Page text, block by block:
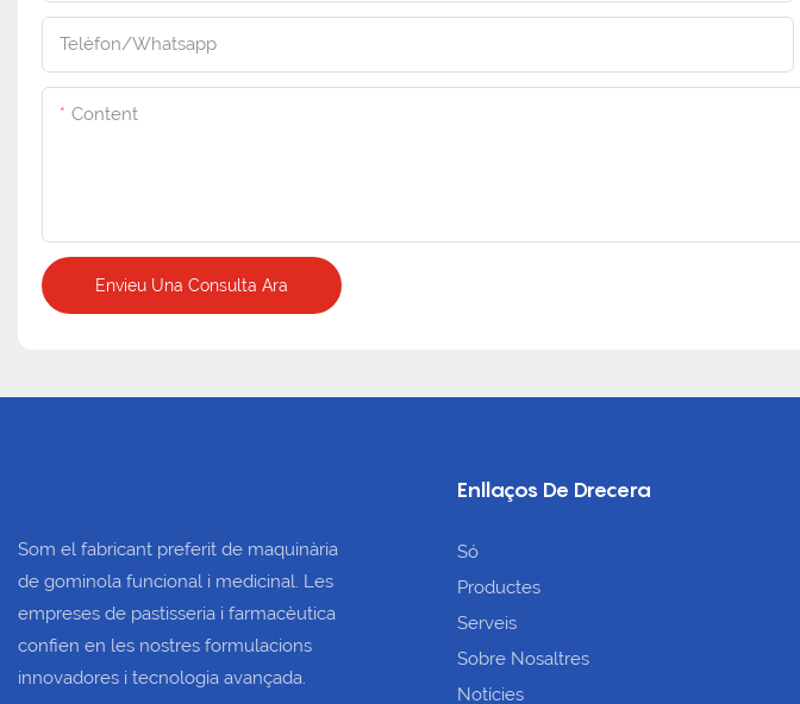
Telèfon/whatsapp
Content
Envieu Una Consulta Ara
Som el fabricant preferit de maquinària
de gominola funcional i medicinal. Les
empreses de pastisseria i farmacèutica
confien en les nostres formulacions
innovadores i tecnologia avançada.
Enllaços De Drecera
Só
Productes
Serveis
Sobre Nosaltres
Notícies